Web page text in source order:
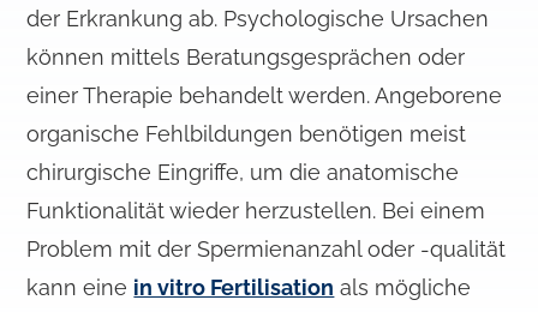
der Erkrankung ab. Psychologische Ursachen
können mittels Beratungsgesprächen oder
einer Therapie behandelt werden. Angeborene
organische Fehlbildungen benötigen meist
chirurgische Eingriffe, um die anatomische
Funktionalität wieder herzustellen. Bei einem
Problem mit der Spermienanzahl oder -qualität
kann eine in vitro Fertilisation als mögliche